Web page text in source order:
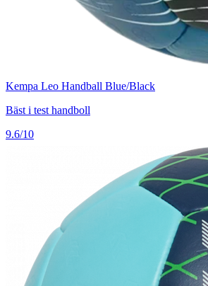
Kempa Leo Handball Blue/Black
Bäst i test handboll
9.6/10